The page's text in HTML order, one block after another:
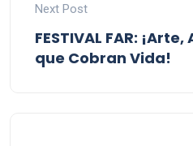
Next Post
FESTIVAL FAR:
que Cobran Vida!